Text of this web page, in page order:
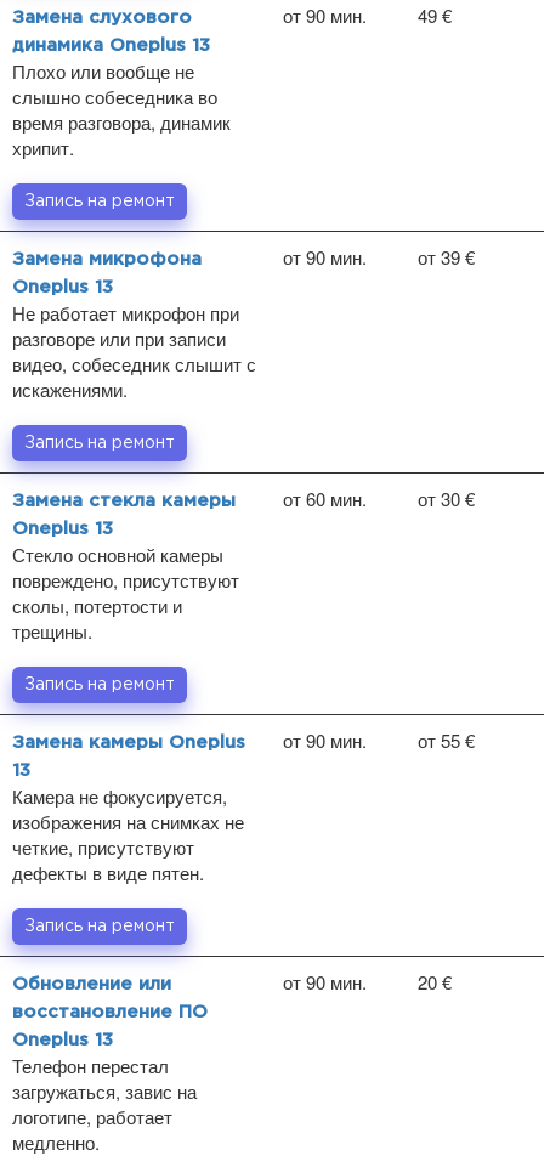
Замена слухового
динамика Oneplus 13
Плохо или вообще не
слышно собеседника во
время разговора, динамик
хрипит.
от 90 мин. 49 €
Запись на ремонт
Замена микрофона
Oneplus 13
Не работает микрофон при
разговоре или при записи
видео, собеседник слышит с
искажениями.
от 90 мин. от 39 €
Запись на ремонт
Замена стекла камеры
Oneplus 13
Стекло основной камеры
повреждено, присутствуют
сколы, потертости и
трещины.
от 60 мин. от 30 €
Запись на ремонт
Замена камеры Oneplus
13
Камера не фокусируется,
изображения на снимках не
четкие, присутствуют
дефекты в виде пятен.
от 90 мин. от 55 €
Запись на ремонт
Обновление или
восстановление ПО
Oneplus 13
Телефон перестал
загружаться, завис на
логотипе, работает
медленно.
от 90 мин. 20 €